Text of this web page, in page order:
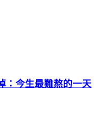
：今生最難熬的一天